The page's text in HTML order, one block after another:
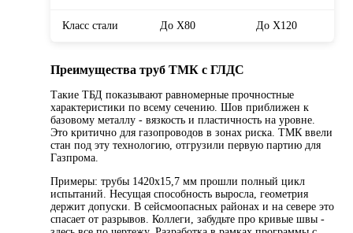
Класс стали До X80 До X120
Преимущества труб ТМК с ГЛДС
Такие ТБД показывают равномерные прочностные
характеристики по всему сечению. Шов приближен к
базовому металлу - вязкость и пластичность на уровне.
Это критично для газопроводов в зонах риска. ТМК ввели
стан под эту технологию, отгрузили первую партию для
Газпрома.
Примеры: трубы 1420x15,7 мм прошли полный цикл
испытаний. Несущая способность выросла, геометрия
держит допуски. В сейсмоопасных районах и на севере это
спасает от разрывов. Коллеги, забудьте про кривые швы -